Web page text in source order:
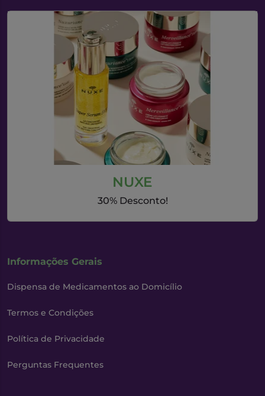
NUXE
30% Desconto!
Informações Gerais
Dispensa de Medicamentos ao Domicílio
Termos e Condições
Política de Privacidade
Perguntas Frequentes